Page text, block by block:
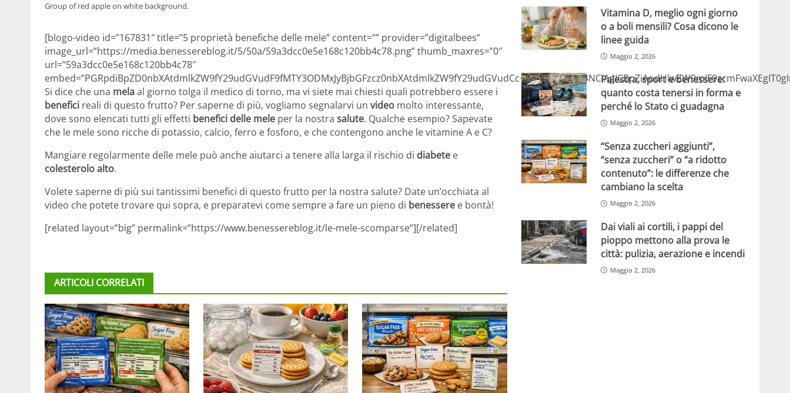
Group of red apple on white background.
[blogo-video id=”167831″ title=”5 proprietà benefiche delle mele” content=”” provider=”digitalbees”
image_url=”https://media.benessereblog.it/5/50a/59a3dcc0e5e168c120bb4c78.png” thumb_maxres=”0″
url=”59a3dcc0e5e168c120bb4c78″
Si dice che una melaal giorno tolga il medico di torno, ma vi siete mai chiesti quali potrebbero essere i
benefici reali di questo frutto? Per saperne di più, vogliamo segnalarvi un video molto interessante,
dove sono elencati tutti gli effetti benefici delle mele per la nostra salute. Qualche esempio? Sapevate
che le mele sono ricche di potassio, calcio, ferro e fosforo, e che contengono anche le vitamine A e C?
Mangiare regolarmente delle mele può anche aiutarci a tenere alla larga il rischio di diabete e
colesterolo alto.
Volete saperne di più sui tantissimi benefici di questo frutto per la nostra salute? Date un’occhiata al
video che potete trovare qui sopra, e preparatevi come sempre a fare un pieno di benessere e bontà!
[related layout=”big” permalink=”https://www.benessereblog.it/le-mele-scomparse”][/related]
ARTICOLI CORRELATI
Vitamina D, meglio ogni giorno
o a boli mensili? Cosa dicono le
linee guida
Maggio 2, 2026
Palestra, sport e benessere:
quanto costa tenersi in forma e
perché lo Stato ci guadagna
Maggio 2, 2026
“Senza zuccheri aggiunti”,
“senza zuccheri” o “a ridotto
contenuto”: le differenze che
cambiano la scelta
Maggio 2, 2026
Dai viali ai cortili, i pappi del
pioppo mettono alla prova le
città: pulizia, aerazione e incendi
Maggio 2, 2026